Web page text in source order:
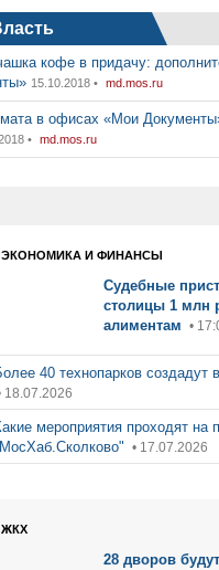
кофе в придачу:
15.10.2018 • md.mos.ru
в офисах «Мои
• md.mos.ru
ЭКОНОМИКА И ФИНАНСЫ
Судебные
столицы 1 млн
алиментам •
40 технопарков
18.07.2026
мероприятия проходят на
• 17.07.2026
ЖКХ
28 дворов